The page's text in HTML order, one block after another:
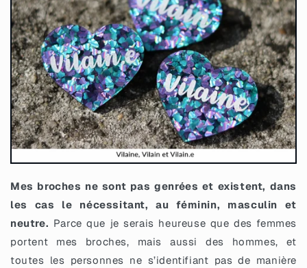
Mes broches ne sont pas genrées et existent, dans
les cas le nécessitant, au féminin, masculin et
neutre. Parce que je serais heureuse que des femmes
portent mes broches, mais aussi des hommes, et
toutes les personnes ne s’identifiant pas de manière